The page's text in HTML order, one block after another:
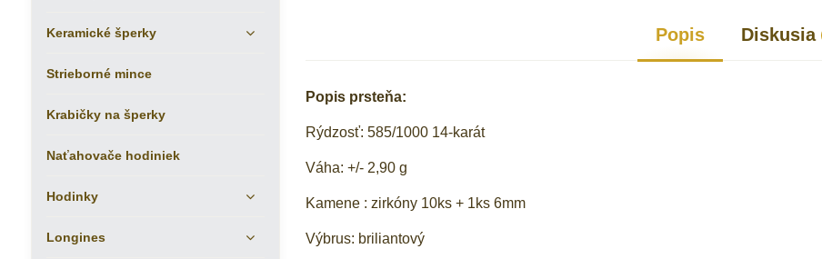
Popis Diskusia
Popis prsteňa:
Rýdzosť: 585/1000 14-karát
Váha: +/- 2,90 g
Kamene : zirkóny 10ks + 1ks 6mm
Výbrus: briliantový
Keramické šperky
Strieborné mince
Krabičky na šperky
Naťahovače hodiniek
Hodinky
Longines